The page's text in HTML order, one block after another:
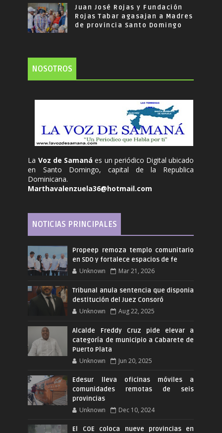
Juan José Rojas y Fundación
Rojas Tabar agasajan a Madres
de provincia Santo Domingo
NOSOTROS
La Voz de Samanáes un periódico Digital ubicado
en Santo Domingo, capital de la Republica
Dominicana.
Marthavalenzuela36@hotmail.com
NOTICIAS PRINCIPALES
Propeep remoza templo comunitario
en SDO y fortalece espacios de fe
Unknown Mar 21, 2026
Tribunal anula sentencia que disponia
destitución del Juez Consoró
Unknown Aug 22, 2025
Alcalde Freddy Cruz pide elevar a
categoría de municipio a Cabarete de
Puerto Plata
Unknown Jun 20, 2025
Edesur lleva oficinas móviles a
comunidades remotas de seis
provincias
Unknown Dec 10, 2024
El COE coloca nueve provincias en